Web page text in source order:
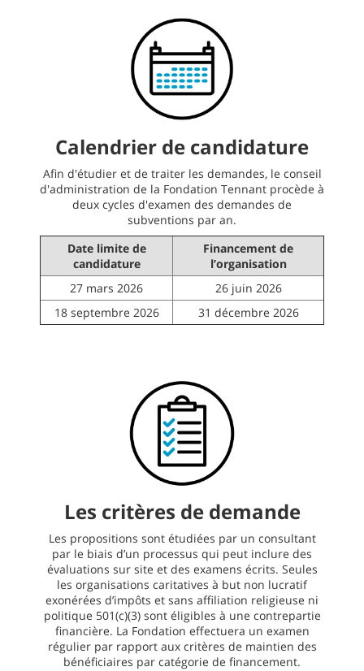
Calendrier de candidature
Afin d'étudier et de traiter les demandes, le conseil
d'administration de la Fondation Tennant procède à
deux cycles d'examen des demandes de
subventions par an.
Date limite de
candidature
Financement de
l’organisation
27 mars 2026
26 juin 2026
18 septembre 2026
31 décembre 2026
Les critères de demande
Les propositions sont étudiées par un consultant
par le biais d’un processus qui peut inclure des
évaluations sur site et des examens écrits. Seules
les organisations caritatives à but non lucratif
exonérées d’impôts et sans affiliation religieuse ni
politique 501(c)(3) sont éligibles à une contrepartie
financière. La Fondation effectuera un examen
régulier par rapport aux critères de maintien des
bénéficiaires par catégorie de financement.